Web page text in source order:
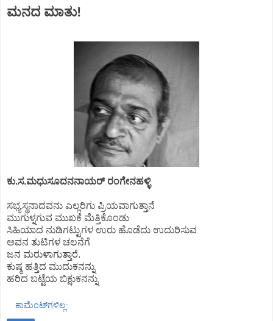
ಮನದ ಮಾತು!
ಕು.ಸ.ಮಧುಸೂದನನಾಯರ್ ರಂಗೇನಹಳ್ಳಿ
ಸಭ್ಯಸ್ಥನಾದವನು ಎಲ್ಲರಿಗು ಪ್ರಿಯವಾಗುತ್ತಾನೆ
ಮುಗುಳ್ನಗುವ ಮುಖಕೆ ಮೆತ್ತಿಕೊಂಡು
ಸಿಹಿಯಾದ ನುಡಿಗಟ್ಟುಗಳ ಉರು ಹೊಡೆದು ಉದುರಿಸುವ
ಅವನ ತುಟಿಗಳ ಚಲನೆಗೆ
ಜನ ಮರುಳಾಗುತ್ತಾರೆ.
ಕುಷ್ಠ ಹತ್ತಿದ ಮುದುಕನನ್ನು
ಹರಿದ ಬಟ್ಟೆಯ ಬಿಕ್ಷುಕನನ್ನು
ಕಾಮೆಂಟ್‌ಗಳಿಲ್ಲ: